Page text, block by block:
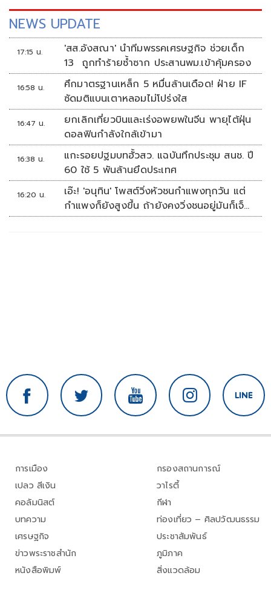
NEWS UPDATE
17:15 น.
'สส.อังสณา' นำทีมพรรคเศรษฐกิจ ช่วยเด็ก
13 ถูกทำร้ายซ้ำซาก ประสานพม.เข้าคุ้มครอง
16:58 น.
ศึกมาตรฐานเหล็ก 5 หมื่นล้านเดือด! ฝ่าย IF
ซัดมติแบนเตาหลอมไม่โปร่งใส
16:47 น.
ยกเลิกเที่ยวบินและเร่งอพยพในจีน พายุไต้ฝุ่น
ดอลฟินกำลังใกล้เข้ามา
16:38 น.
แกะรอยปฐมบทฮั้วสว. แฉบันทึกประชุม สนช. ปี
60 ใช้ 5 พันล้านยึดประเทศ
16:20 น.
เอ๊ะ! 'อนุทิน' โพสต์วิ่งหัวชนกำแพงทุกวัน แต่
กำแพงก็ยังสูงขึ้น ถ้ายังคงวิ่งชนอยู่มันก็เจ็บ
หัวอีก
การเมือง
เปลว สีเงิน
คอลัมนิสต์
บทความ
เศรษฐกิจ
ข่าวพระราชสำนัก
หนังสือพิมพ์
กรองสถานการณ์
วาไรตี้
กีฬา
ท่องเที่ยว – ศิลปวัฒนธรรม
ประชาสัมพันธ์
ภูมิภาค
สิ่งแวดล้อม